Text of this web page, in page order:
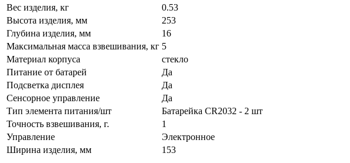
Вес изделия, кг
0.53
Высота изделия, мм
253
Глубина изделия, мм
16
Максимальная масса взвешивания, кг 5
Материал корпуса
стекло
Питание от батарей
Да
Подсветка дисплея
Да
Сенсорное управление
Да
Тип элемента питания/шт
Батарейка CR2032 - 2 шт
Точность взвешивания, г.
1
Управление
Электронное
Ширина изделия, мм
153